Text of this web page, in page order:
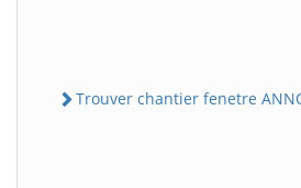
Trouver chantier fenetre